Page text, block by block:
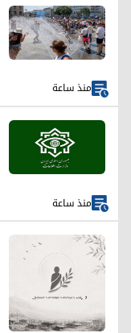
منذ ساعة
منذ ساعة